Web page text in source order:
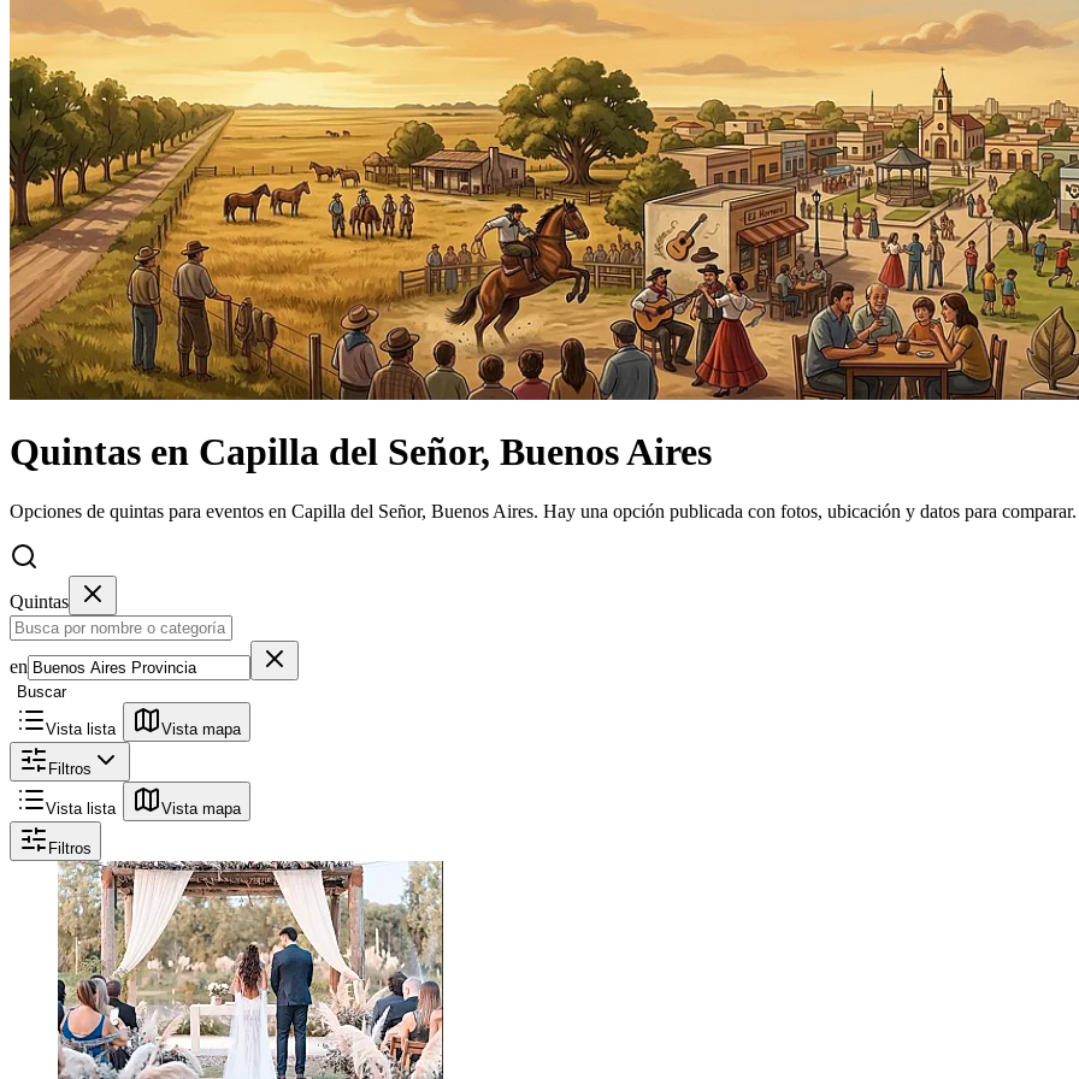
Quintas en Capilla del Señor, Buenos Aires
Opciones de quintas para eventos en Capilla del Señor, Buenos Aires. Hay una opción publicada con fotos, ubicación y datos para comparar.
Quintas
en
Buscar
Vista lista Vista mapa
Filtros
Vista lista Vista mapa
Filtros